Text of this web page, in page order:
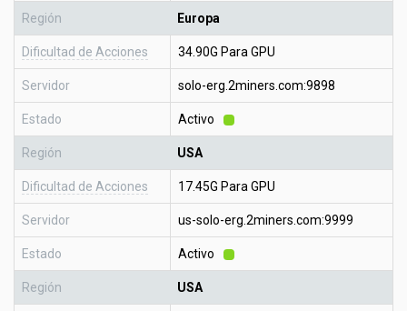
Región Europa
Dificultad de Acciones 34.90G Para GPU
Servidor solo-erg.2miners.com:9898
Estado Activo
Región USA
Dificultad de Acciones 17.45G Para GPU
Servidor us-solo-erg.2miners.com:9999
Estado Activo
Región USA